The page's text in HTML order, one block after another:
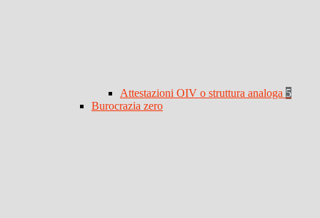
Attestazioni OIV o struttura analoga 5
Burocrazia zero